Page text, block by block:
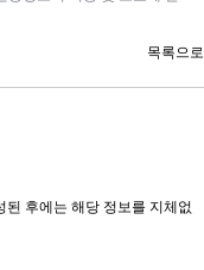
목록으로​
후에는 해당 정보를 지체없